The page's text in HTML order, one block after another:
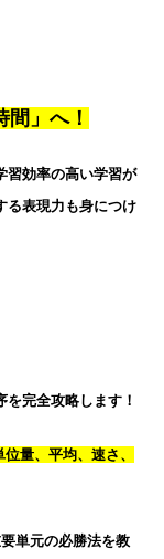
」へ！
習効率の高い学習が
る表現力も身につけ
完全攻略します！
量、平均、速さ、
単元の必勝法を教